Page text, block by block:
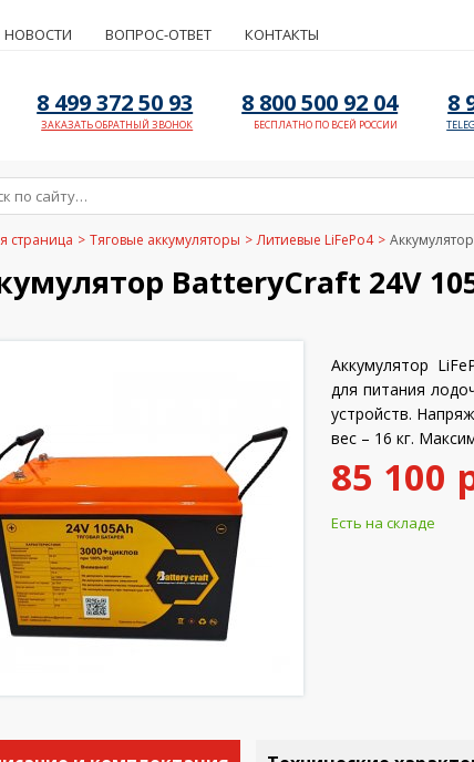
НОВОСТИ ВОПРОС-ОТВЕТ КОНТАКТЫ
8 499 372 50 93
ЗАКАЗАТЬ ОБРАТНЫЙ ЗВОНОК
8 800 500 92 04
БЕСПЛАТНО ПО ВСЕЙ РОССИИ
8
страница > Тяговые аккумуляторы > Литиевые LiFePo4 >
BatteryCraft 24V
Аккумулятор
для питания
устройств.
вес – 16 кг.
85 100
Есть на складе